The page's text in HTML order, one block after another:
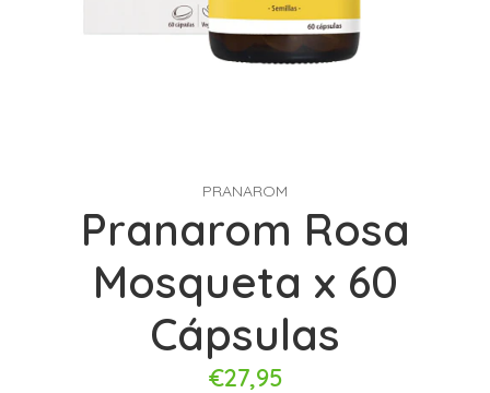
PRANAROM
Pranarom Rosa
Mosqueta x 60
Cápsulas
€27,95